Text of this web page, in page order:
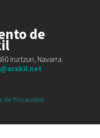
de
Irurtzun, Navarra.
de Privacidad